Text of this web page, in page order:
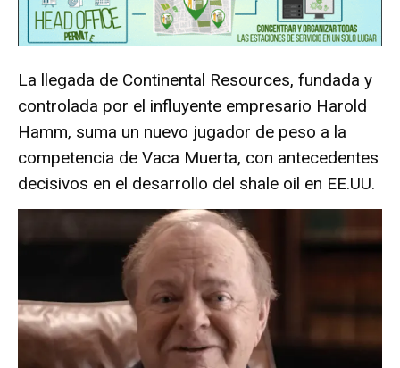
La llegada de Continental Resources, fundada y
controlada por el influyente empresario Harold
Hamm, suma un nuevo jugador de peso a la
competencia de Vaca Muerta, con antecedentes
decisivos en el desarrollo del shale oil en EE.UU.